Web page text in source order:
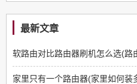
最新文章
软路由对比路由器刷机怎么选(路
家里只有一个路由器(家里如何装